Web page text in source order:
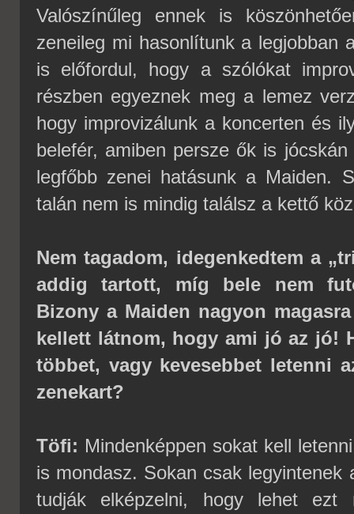
Valószínűleg ennek is
zeneileg mi hasonlítunk a legjobban
is előfordul, hogy a szólókat
részben egyeznek meg a lemez
hogy improvizálunk a koncerten és
belefér, amiben persze ők is
legfőbb zenei hatásunk a Maiden.
talán nem is mindig találsz a kettő
Nem tagadom, idegenkedtem a
addig tartott, míg bele nem
Bizony a Maiden nagyon
kellett látnom, hogy ami jó az jó!
többet, vagy kevesebbet letenni
zenekart?
Töfi: Mindenképpen sokat kell
is mondasz. Sokan csak
tudják elképzelni, hogy lehet ezt